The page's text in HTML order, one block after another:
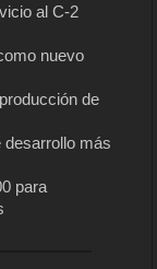
al C-2
nuevo
de
desarrollo más
para